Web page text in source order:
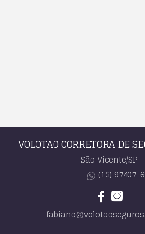
VOLOTAO CORRETORA DE
São Vicente/SP
(13) 97407-